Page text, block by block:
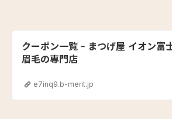
クーポン一覧 - まつげ屋 イオン
眉毛の専門店
e7inq9.b-merit.jp